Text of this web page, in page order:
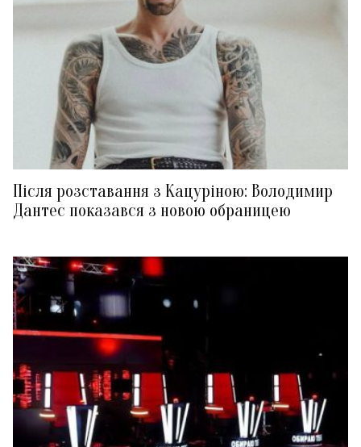
Після розставання з Кацуріною: Володимир
Дантес показався з новою обраницею